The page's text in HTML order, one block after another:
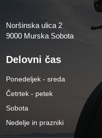
Noršinska ulica 2
9000 Murska Sobota
Delovni čas
Ponedeljek - sreda
Četrtek - petek
Sobota
Nedelje in prazniki